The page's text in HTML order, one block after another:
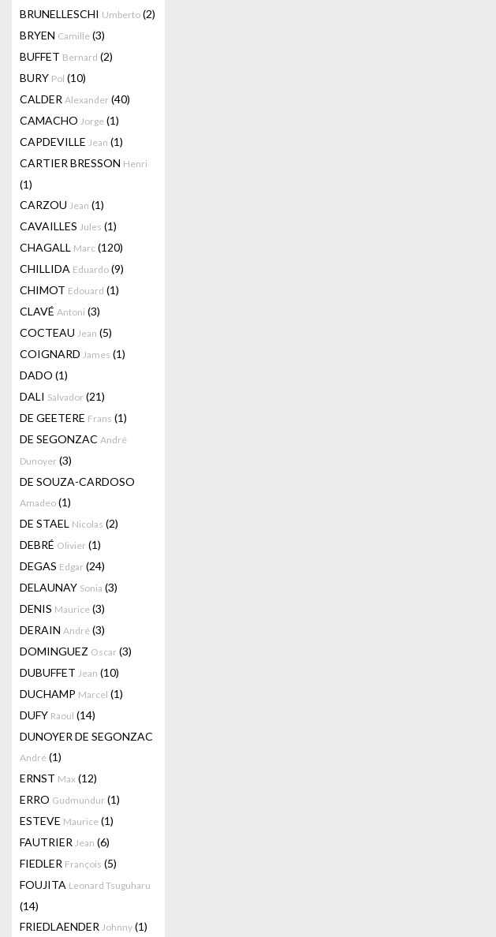
BRUNELLESCHI Umberto (2)
BRYEN Camille (3)
BUFFET Bernard (2)
BURY Pol (10)
CALDER Alexander (40)
CAMACHO Jorge (1)
CAPDEVILLE Jean (1)
CARTIER BRESSON Henri
(1)
CARZOU Jean (1)
CAVAILLES Jules (1)
CHAGALL Marc (120)
CHILLIDA Eduardo (9)
CHIMOT Edouard (1)
CLAVÉ Antoni (3)
COCTEAU Jean (5)
COIGNARD James (1)
DADO (1)
DALI Salvador (21)
DE GEETERE Frans (1)
DE SEGONZAC André
Dunoyer (3)
DE SOUZA-CARDOSO
Amadeo (1)
DE STAEL Nicolas (2)
DEBRÉ Olivier (1)
DEGAS Edgar (24)
DELAUNAY Sonia (3)
DENIS Maurice (3)
DERAIN André (3)
DOMINGUEZ Oscar (3)
DUBUFFET Jean (10)
DUCHAMP Marcel (1)
DUFY Raoul (14)
DUNOYER DE SEGONZAC
André (1)
ERNST Max (12)
ERRO Gudmundur (1)
ESTEVE Maurice (1)
FAUTRIER Jean (6)
FIEDLER François (5)
FOUJITA Leonard Tsuguharu
(14)
FRIEDLAENDER Johnny (1)